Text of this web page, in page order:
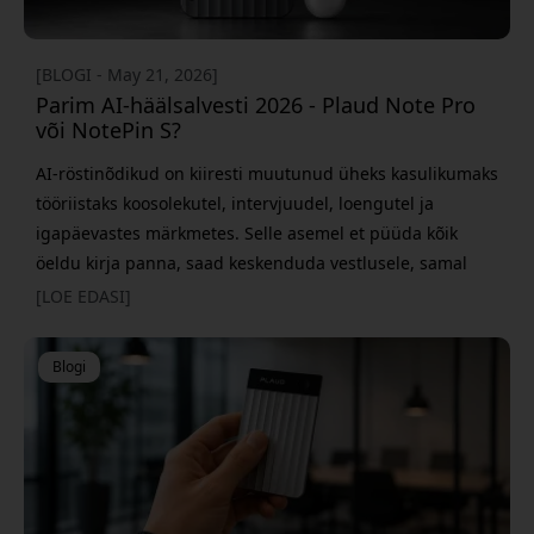
[BLOGI - May 21, 2026]
Parim AI-häälsalvesti 2026 - Plaud Note Pro
või NotePin S?
AI-röstinõdikud on kiiresti muutunud üheks kasulikumaks
tööriistaks koosolekutel, intervjuudel, loengutel ja
igapäevastes märkmetes. Selle asemel et püüda kõik
öeldu kirja panna, saad keskenduda vestlusele, samal
ajal kui AI teeb transkribeerimise ja kokkuvõtted sinu
Note Pro ja Plaud NotePin S. Mõlemad pakuvad AI-
transkribeerimist, nutikaid kokkuvõtteid ja
[LOE EDASI]
Blogi